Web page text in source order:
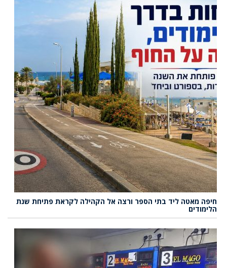
חיפה מאטה ליד בתי הספר ורצה אל הקהילה לקראת פתיחת שנת
הלימודים